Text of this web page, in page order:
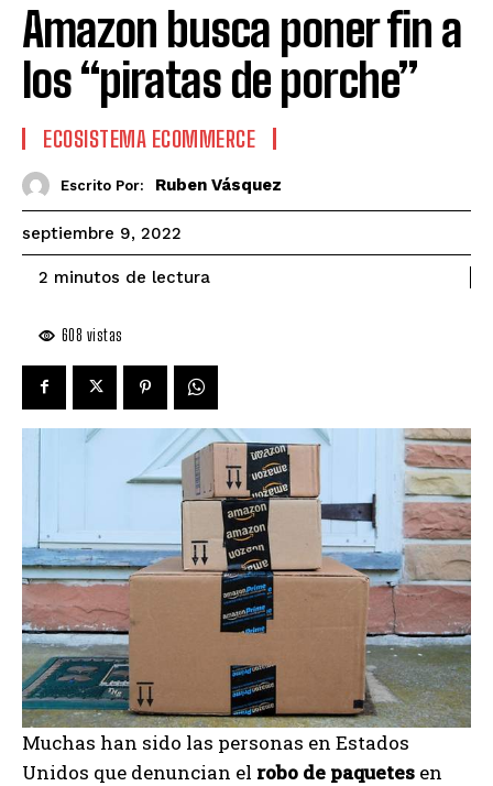
Amazon busca poner fin a
los “piratas de porche”
ECOSISTEMA ECOMMERCE
Escrito Por: Ruben Vásquez
septiembre 9, 2022
2 minutos de lectura
608 vistas
Muchas han sido las personas en Estados
Unidos que denuncian el robo de paquetes en